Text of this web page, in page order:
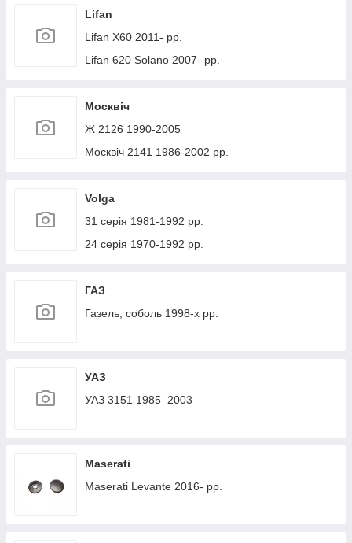
Jaguar XJ 2010-хв.
Lifan
Lifan X60 2011- рр.
Lifan 620 Solano 2007- рр.
Москвіч
Ж 2126 1990-2005
Москвіч 2141 1986-2002 рр.
Volga
31 серія 1981-1992 рр.
24 серія 1970-1992 рр.
ГАЗ
Газель, соболь 1998-х рр.
УАЗ
УАЗ 3151 1985–2003
Maserati
Maserati Levante 2016- рр.